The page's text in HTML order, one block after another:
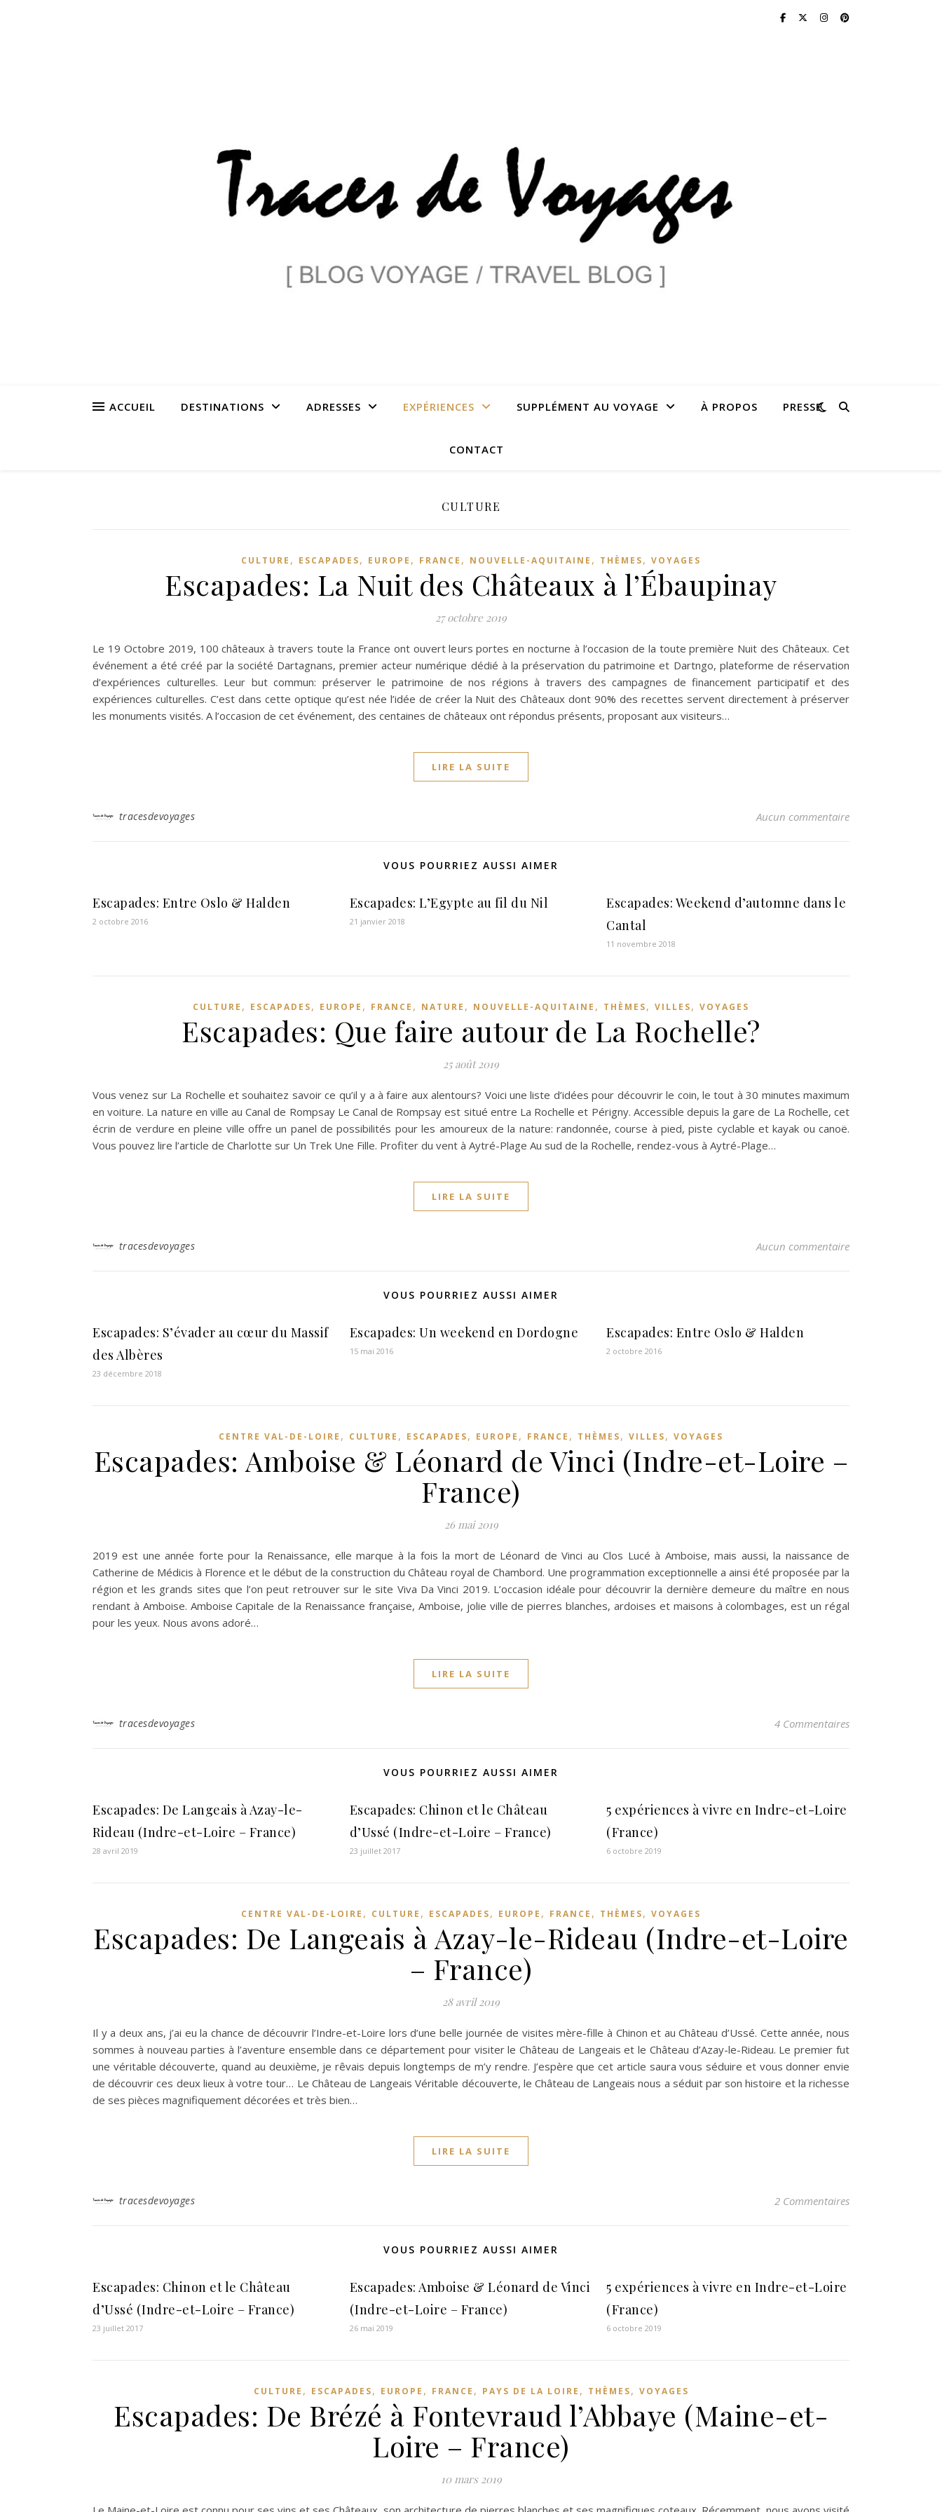
ACCUEIL DESTINATIONS ADRESSES EXPÉRIENCES SUPPLÉMENT AU VOYAGE À PROPOS PRESSE
CONTACT
CULTURE
CULTURE , ESCAPADES, EUROPE , FRANCE , NOUVELLE-AQUITAINE , THÈMES, VOYAGES
Escapades: La Nuit des Châteaux à l’Ébaupinay
27 octobre 2019
Le 19 Octobre 2019, 100 châteaux à travers toute la France ont ouvert leurs portes en nocturne à l’occasion de la toute première Nuit des Châteaux. Cet
événement a été créé par la société Dartagnans, premier acteur numérique dédié à la préservation du patrimoine et Dartngo, plateforme de réservation
d’expériences culturelles. Leur but commun: préserver le patrimoine de nos régions à travers des campagnes de financement participatif et des
expériences culturelles. C’est dans cette optique qu’est née l’idée de créer la Nuit des Châteaux dont 90% des recettes servent directement à préserver
les monuments visités. A l’occasion de cet événement, des centaines de châteaux ont répondus présents, proposant aux visiteurs…
LIRE LA SUITE
tracesdevoyages Aucun commentaire
VOUS POURRIEZ AUSSI AIMER
Escapades: Entre Oslo & Halden
2 octobre 2016
Escapades: L’Egypte au fil du Nil
21 janvier 2018
Escapades: Weekend d’automne dans le
Cantal
11 novembre 2018
CULTURE , ESCAPADES, EUROPE , FRANCE , NATURE , NOUVELLE-AQUITAINE , THÈMES, VILLES, VOYAGES
Escapades: Que faire autour de La Rochelle?
25 août 2019
Vous venez sur La Rochelle et souhaitez savoir ce qu’il y a à faire aux alentours? Voici une liste d’idées pour découvrir le coin, le tout à 30 minutes maximum
en voiture. La nature en ville au Canal de Rompsay Le Canal de Rompsay est situé entre La Rochelle et Périgny. Accessible depuis la gare de La Rochelle, cet
écrin de verdure en pleine ville offre un panel de possibilités pour les amoureux de la nature: randonnée, course à pied, piste cyclable et kayak ou canoë.
Vous pouvez lire l’article de Charlotte sur Un Trek Une Fille. Profiter du vent à Aytré-Plage Au sud de la Rochelle, rendez-vous à Aytré-Plage…
LIRE LA SUITE
tracesdevoyages Aucun commentaire
VOUS POURRIEZ AUSSI AIMER
Escapades: S’évader au cœur du Massif
des Albères
23 décembre 2018
Escapades: Un weekend en Dordogne
15 mai 2016
Escapades: Entre Oslo & Halden
2 octobre 2016
CENTRE VAL-DE-LOIRE , CULTURE , ESCAPADES, EUROPE , FRANCE , THÈMES, VILLES, VOYAGES
Escapades: Amboise & Léonard de Vinci (Indre-et-Loire –
France)
26 mai 2019
2019 est une année forte pour la Renaissance, elle marque à la fois la mort de Léonard de Vinci au Clos Lucé à Amboise, mais aussi, la naissance de
Catherine de Médicis à Florence et le début de la construction du Château royal de Chambord. Une programmation exceptionnelle a ainsi été proposée par la
région et les grands sites que l’on peut retrouver sur le site Viva Da Vinci 2019. L’occasion idéale pour découvrir la dernière demeure du maître en nous
rendant à Amboise. Amboise Capitale de la Renaissance française, Amboise, jolie ville de pierres blanches, ardoises et maisons à colombages, est un régal
pour les yeux. Nous avons adoré…
LIRE LA SUITE
tracesdevoyages 4 Commentaires
VOUS POURRIEZ AUSSI AIMER
Escapades: De Langeais à Azay-le-
Rideau (Indre-et-Loire – France)
28 avril 2019
Escapades: Chinon et le Château
d’Ussé (Indre-et-Loire – France)
23 juillet 2017
5 expériences à vivre en Indre-et-Loire
(France)
6 octobre 2019
CENTRE VAL-DE-LOIRE , CULTURE , ESCAPADES, EUROPE , FRANCE , THÈMES, VOYAGES
Escapades: De Langeais à Azay-le-Rideau (Indre-et-Loire
– France)
28 avril 2019
Il y a deux ans, j’ai eu la chance de découvrir l’Indre-et-Loire lors d’une belle journée de visites mère-fille à Chinon et au Château d’Ussé. Cette année, nous
sommes à nouveau parties à l’aventure ensemble dans ce département pour visiter le Château de Langeais et le Château d’Azay-le-Rideau. Le premier fut
une véritable découverte, quand au deuxième, je rêvais depuis longtemps de m’y rendre. J’espère que cet article saura vous séduire et vous donner envie
de découvrir ces deux lieux à votre tour… Le Château de Langeais Véritable découverte, le Château de Langeais nous a séduit par son histoire et la richesse
de ses pièces magnifiquement décorées et très bien…
LIRE LA SUITE
tracesdevoyages 2 Commentaires
VOUS POURRIEZ AUSSI AIMER
Escapades: Chinon et le Château
d’Ussé (Indre-et-Loire – France)
23 juillet 2017
Escapades: Amboise & Léonard de Vinci
(Indre-et-Loire – France)
26 mai 2019
5 expériences à vivre en Indre-et-Loire
(France)
6 octobre 2019
CULTURE , ESCAPADES, EUROPE , FRANCE , PAYS DE LA LOIRE , THÈMES, VOYAGES
Escapades: De Brézé à Fontevraud l’Abbaye (Maine-et-
Loire – France)
10 mars 2019